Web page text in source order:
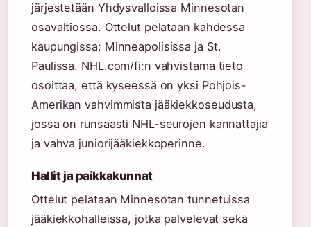
järjestetään Yhdysvalloissa Minnesotan
osavaltiossa. Ottelut pelataan kahdessa
kaupungissa: Minneapolisissa ja St.
Paulissa. NHL.com/fi:n vahvistama tieto
osoittaa, että kyseessä on yksi Pohjois-
Amerikan vahvimmista jääkiekkoseudusta,
jossa on runsaasti NHL-seurojen kannattajia
ja vahva juniorijääkiekkoperinne.
Hallit ja paikkakunnat
Ottelut pelataan Minnesotan tunnetuissa
jääkiekkohalleissa, jotka palvelevat sekä